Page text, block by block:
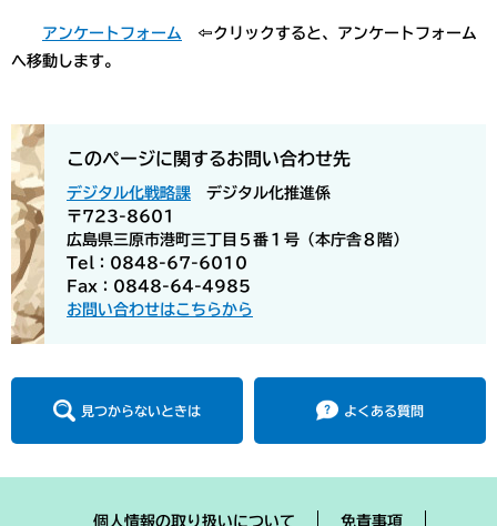
アンケートフォーム
⇦クリックすると、アンケートフォーム
へ移動します。​
このページに関するお問い合わせ先
デジタル化戦略課
デジタル化推進係
〒723-8601
広島県三原市港町三丁目５番１号（本庁舎８階）
Tel：0848-67-6010
Fax：0848-64-4985
お問い合わせはこちらから
見つからないときは よくある質問
個人情報の取り扱いについて 免責事項